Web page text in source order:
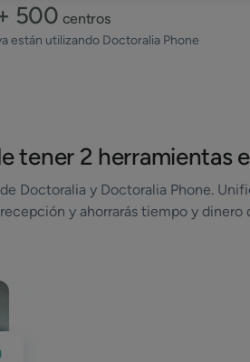
500 centros
están utilizando Doctoralia Phone
tener 2 herramientas
Doctoralia y Doctoralia Phone.
y ahorrarás tiempo y